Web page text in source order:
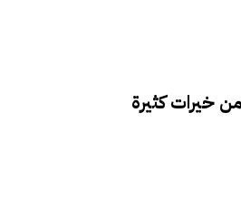
خيرات كثيرة